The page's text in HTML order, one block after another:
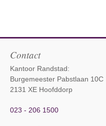
Contact
Kantoor Randstad:
Burgemeester Pabstlaan 10C
2131 XE Hoofddorp
023 - 206 1500